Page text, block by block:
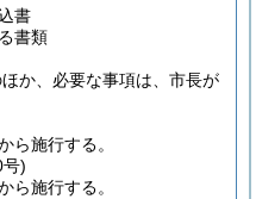
書
書類
か、必要な事項は、市長が
ら施行する。
)
ら施行する。